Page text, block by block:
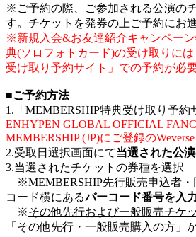
※ご予約の際、ご参加される公演の
す。チケットを発券の上ご予約にお
※新規入会&お友達紹介キャンペー
典(ソロフォトカード)の受け取りに
受け取り予約サイト」での予約が必
■ご予約方法
1.「MEMBERSHIP特典受け取り予約
ENHYPEN GLOBAL OFFICIAL
MEMBERSHIP (JP)にご登録の
2.受取日選択画面にて当選された公
3.当選されたチケットの券種を選択
※MEMBERSHIP先行販売申込者
コード横にあるバーコード番号を入
※その他先行および一般販売チケ
「その他先行・一般販売購入の方」